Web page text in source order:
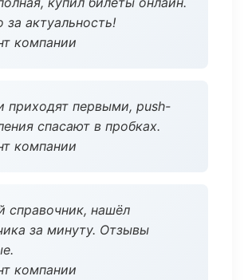
за актуальность!
компании
приходят первыми, push-
спасают в пробках.
компании
справочник, нашёл
за минуту. Отзывы
компании